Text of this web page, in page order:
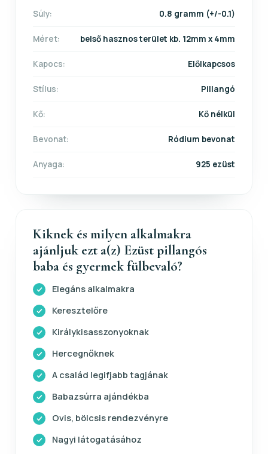
Súly: 0.8 gramm (+/-0.1)
Méret: belső hasznos terület kb. 12mm x 4mm
Kapocs: Előlkapcsos
Stílus: Pillangó
Kő: Kő nélkül
Bevonat: Ródium bevonat
Anyaga: 925 ezüst
Kiknek és milyen alkalmakra
ajánljuk ezt a(z) Ezüst pillangós
baba és gyermek fülbevaló?
Elegáns alkalmakra
Keresztelőre
Királykisasszonyoknak
Hercegnőknek
A család legifjabb tagjának
Babazsúrra ajándékba
Ovis, bölcsis rendezvényre
Nagyi látogatásához